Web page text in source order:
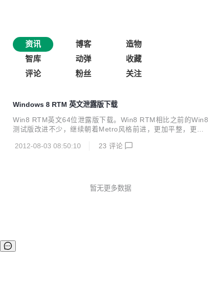
资讯 博客
造物
智库
动弹
收藏
评论
粉丝 关注
Windows 8 RTM 英文泄露版下载
Win8 RTM英文64位泄露版下载。Win8 RTM相比之前的Win8
测试版改进不少，继续朝着Metro风格前进，更加平整，更加
强烈推荐下载安装Win8 RTM。 Win8 RTM英文泄露版下载：
5-1247_x64fre_enterprisen_en-us_VL_...
2012-08-03 08:50:10 23 评论
暂无更多数据